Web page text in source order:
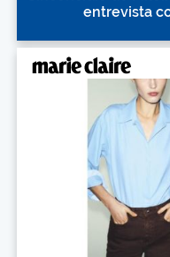
entrevista